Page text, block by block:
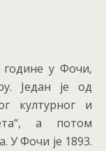
године у Фочи,
Један је од
културног и
а потом
У Фочи је 1893.